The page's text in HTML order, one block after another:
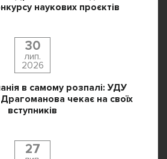
наукових проєктів
30
лип.
2026
в самому розпалі: УДУ
чекає на своїх
вступників
27